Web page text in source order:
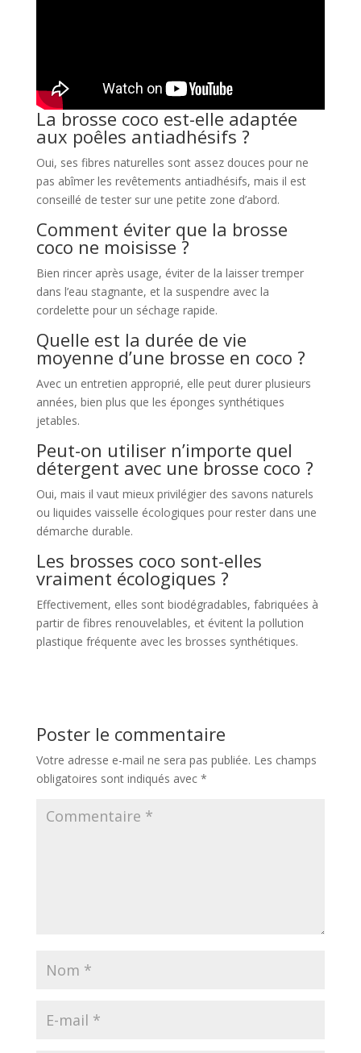
La brosse coco est-elle adaptée
aux poêles antiadhésifs ?
Oui, ses fibres naturelles sont assez douces pour ne
pas abîmer les revêtements antiadhésifs, mais il est
conseillé de tester sur une petite zone d’abord.
Comment éviter que la brosse
coco ne moisisse ?
Bien rincer après usage, éviter de la laisser tremper
dans l’eau stagnante, et la suspendre avec la
cordelette pour un séchage rapide.
Quelle est la durée de vie
moyenne d’une brosse en coco ?
Avec un entretien approprié, elle peut durer plusieurs
années, bien plus que les éponges synthétiques
jetables.
Peut-on utiliser n’importe quel
détergent avec une brosse coco ?
Oui, mais il vaut mieux privilégier des savons naturels
ou liquides vaisselle écologiques pour rester dans une
démarche durable.
Les brosses coco sont-elles
vraiment écologiques ?
Effectivement, elles sont biodégradables, fabriquées à
partir de fibres renouvelables, et évitent la pollution
plastique fréquente avec les brosses synthétiques.
Poster le commentaire
Votre adresse e-mail ne sera pas publiée. Les champs
obligatoires sont indiqués avec *